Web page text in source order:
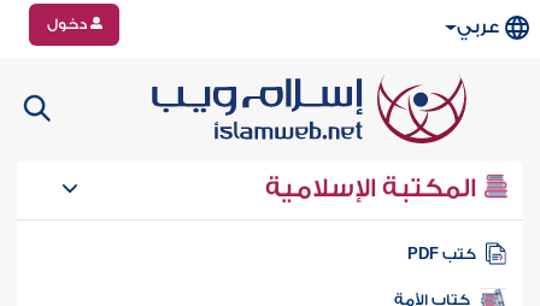
عربي دخول
المكتبة الإسلامية
كتب PDF